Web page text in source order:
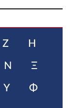
Ζ Η
Ν Ξ
Υ Φ